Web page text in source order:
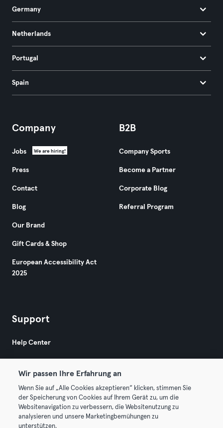
Germany
Netherlands
Portugal
Spain
Company
Jobs We are hiring!
Press
Contact
Blog
Our Brand
Gift Cards & Shop
European Accessibility Act
2025
B2B
Company Sports
Become a Partner
Corporate Blog
Referral Program
Support
Help Center
© 2026 Urban Sports Group GmbH. All rights reserved.
Terms & Conditions
Wir passen Ihre Erfahrung an
Wenn Sie auf „Alle Cookies akzeptieren“ klicken, stimmen Sie
der Speicherung von Cookies auf Ihrem Gerät zu, um die
Websitenavigation zu verbessern, die Websitenutzung zu
analysieren und unsere Marketingbemühungen zu
unterstützen.